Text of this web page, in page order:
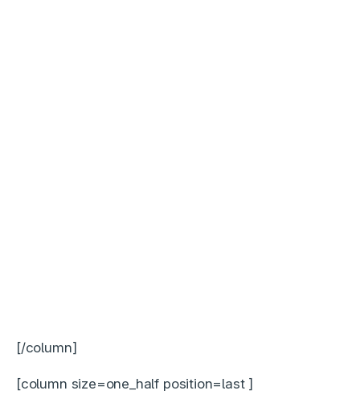
[/column]
[column size=one_half position=last ]